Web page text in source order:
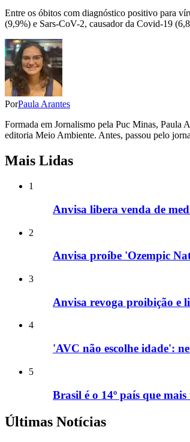
Entre os óbitos com diagnóstico positivo para
(9,9%) e Sars-CoV-2, causador da Covid-19
PorPaula Arantes
Formada em Jornalismo pela Puc Minas, Paula
editoria Meio Ambiente. Antes, passou pelo
Mais Lidas
1
Anvisa libera venda de
2
Anvisa proíbe 'Ozempic
3
Anvisa revoga proibição e
4
'AVC não escolhe idade':
5
Brasil é o 14º país que
Últimas Notícias